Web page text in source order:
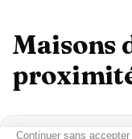
Maisons